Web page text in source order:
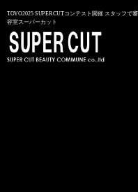
TOYO2025 SUPERCUTコンテスト開催 スタッフ
容室スーパーカット